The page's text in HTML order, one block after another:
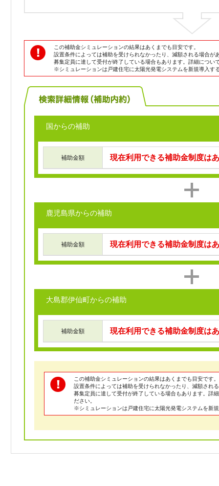
この補助金シミュレーションの結果はあくまでも目安です。
設置条件によっては補助を受けられなかったり、減額される場合が
募集定員に達して受付が終了している場合もあります。詳細につい
※シミュレーションは戸建住宅に太陽光発電システムを新規導入す
国からの補助
補助金額 現在利用できる補助金制度は
鹿児島県からの補助
補助金額 現在利用できる補助金制度は
大島郡伊仙町からの補助
補助金額 現在利用できる補助金制度は
この補助金シミュレーションの結果はあくまでも目安です。
設置条件によっては補助を受けられなかったり、減額され
募集定員に達して受付が終了している場合もあります。詳
ださい。
※シミュレーションは戸建住宅に太陽光発電システムを新